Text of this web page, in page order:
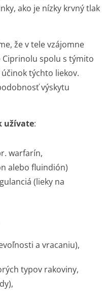
ako je nízky krvný tlak
že v tele vzájomne
Ciprinolu spolu s týmito
týchto liekov.
výskytu
užívate:
warfarín,
alebo fluindión)
(lieky na
a vracaniu),
typov rakoviny,